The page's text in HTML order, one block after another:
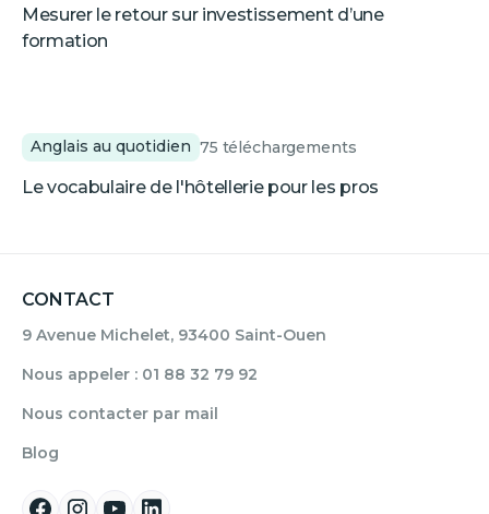
Mesurer le retour sur investissement d’une
formation
Anglais au quotidien 75 téléchargements
Le vocabulaire de l'hôtellerie pour les pros
CONTACT
9 Avenue Michelet, 93400 Saint-Ouen
Nous appeler : 01 88 32 79 92
Nous contacter par mail
Blog